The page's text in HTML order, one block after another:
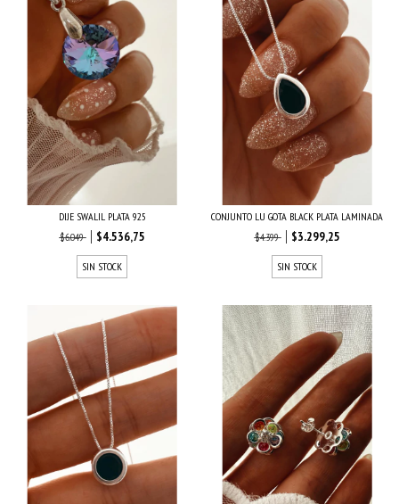
DIJE SWALIL PLATA 925
$6.049
$4.536,75
SIN STOCK
CONJUNTO LU GOTA BLACK PLATA LAMINADA
$4.399
$3.299,25
SIN STOCK